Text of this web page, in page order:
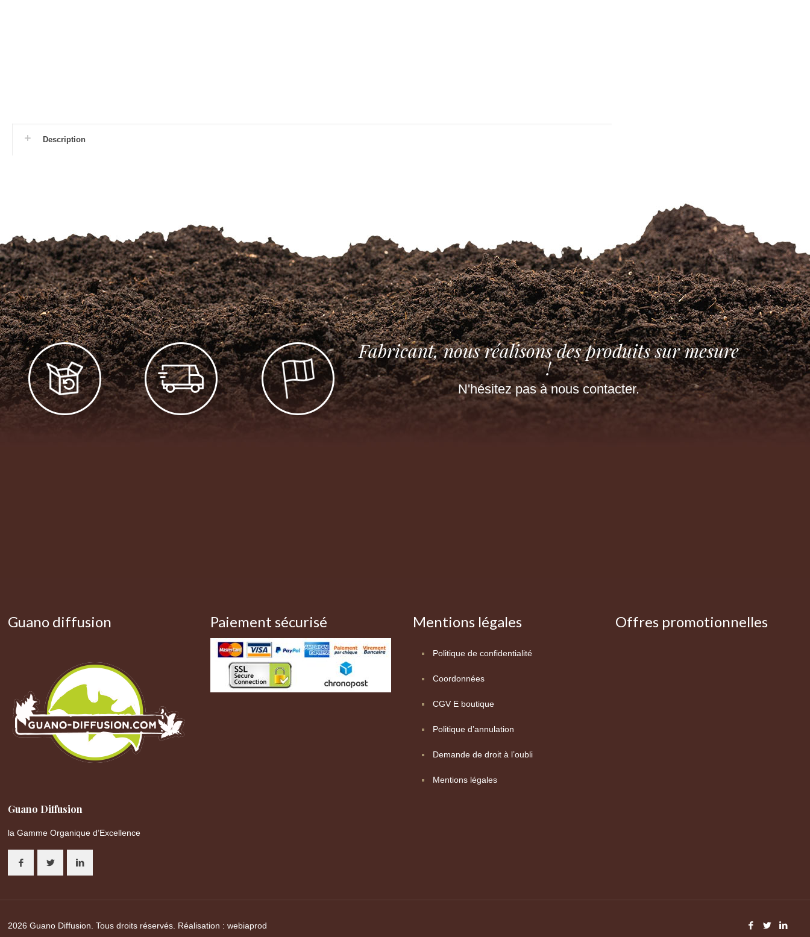
Description
Fabricant, nous réalisons des produits sur mesure
!
N'hésitez pas à nous contacter.
Guano diffusion
Guano Diffusion
la Gamme Organique d’Excellence
Paiement sécurisé Mentions légales
Politique de confidentialité
Coordonnées
CGV E boutique
Politique d’annulation
Demande de droit à l’oubli
Mentions légales
Offres promotionnelles
2026 Guano Diffusion. Tous droits réservés. Réalisation :webiaprod